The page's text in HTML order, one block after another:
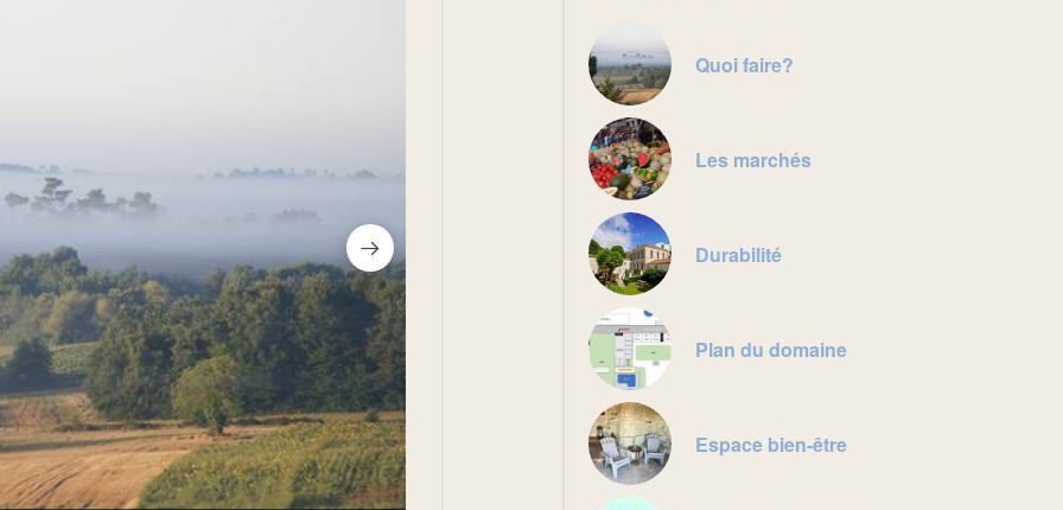
Quoi faire?
Les marchés
Durabilité
Plan du domaine
Espace bien-être